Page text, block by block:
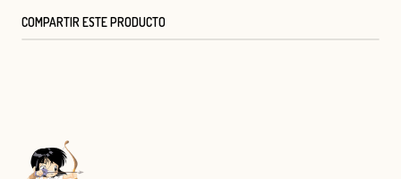
COMPARTIR ESTE PRODUCTO